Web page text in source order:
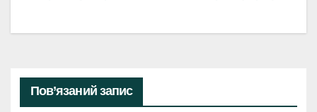
Пов’язаний запис